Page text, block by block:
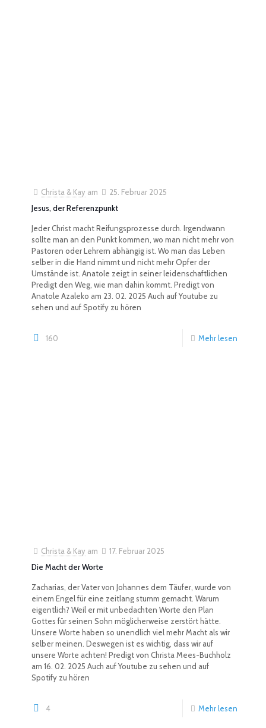
Christa & Kay am
25. Februar 2025
Jesus, der Referenzpunkt
Jeder Christ macht Reifungsprozesse durch. Irgendwann
sollte man an den Punkt kommen, wo man nicht mehr von
Pastoren oder Lehrern abhängig ist. Wo man das Leben
selber in die Hand nimmt und nicht mehr Opfer der
Umstände ist. Anatole zeigt in seiner leidenschaftlichen
Predigt den Weg, wie man dahin kommt. Predigt von
Anatole Azaleko am 23. 02. 2025 Auch auf Youtube zu
sehen und auf Spotify zu hören
160 Mehr lesen
Christa & Kay am
17. Februar 2025
Die Macht der Worte
Zacharias, der Vater von Johannes dem Täufer, wurde von
einem Engel für eine zeitlang stumm gemacht. Warum
eigentlich? Weil er mit unbedachten Worte den Plan
Gottes für seinen Sohn möglicherweise zerstört hätte.
Unsere Worte haben so unendlich viel mehr Macht als wir
selber meinen. Deswegen ist es wichtig, dass wir auf
unsere Worte achten! Predigt von Christa Mees-Buchholz
am 16. 02. 2025 Auch auf Youtube zu sehen und auf
Spotify zu hören
4 Mehr lesen